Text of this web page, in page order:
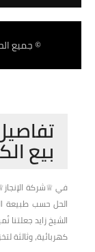
© جميع
بيع
في ♕شركة
الحل حسب طبيعة
الشيخ زايد
كهربائية، وثالثة